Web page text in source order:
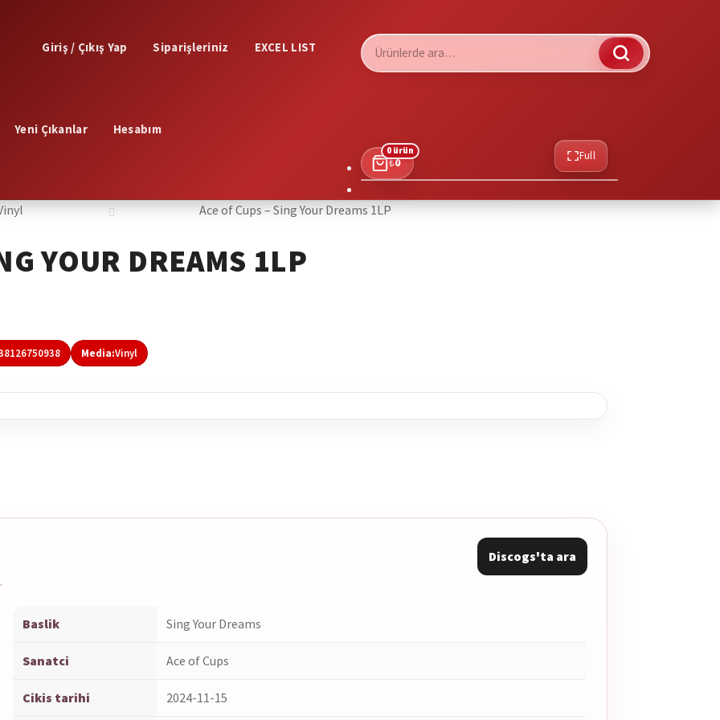
Giriş / Çıkış Yap Siparişleriniz EXCEL LIST
Ara:
Yeni Çıkanlar Hesabım
₺0
0 ürün Full
Ace of Cups – Sing Your Dreams 1LP
YOUR DREAMS 1LP
Media:Vinyl
Discogs'ta ara
Baslik Sing Your Dreams
Sanatci Ace of Cups
Cikis tarihi 2024-11-15